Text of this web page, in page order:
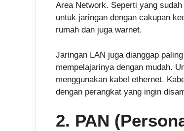
Area Network. Seperti yang
untuk jaringan dengan cakupan
rumah dan juga warnet.
Jaringan LAN juga dianggap
mempelajarinya dengan mudah.
menggunakan kabel ethernet.
dengan perangkat yang ingin
2. PAN